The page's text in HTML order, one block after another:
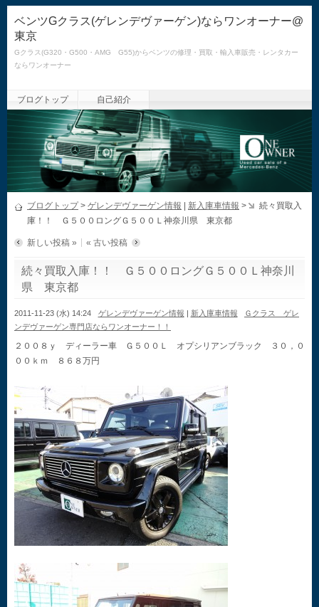
ベンツGクラス(ゲレンデヴァーゲン)ならワンオーナー@
東京
Gクラス(G320・G500・AMG G55)からベンツの修理・買取・輸入車販売・レンタカー
ならワンオーナー
ブログトップ 自己紹介
ブログトップ> ゲレンデヴァーゲン情報 新入庫車情報 >
続々買取入
庫！！ Ｇ５００ロングＧ５００Ｌ神奈川県 東京都
新しい投稿 » « 古い投稿
続々買取入庫！！ Ｇ５００ロングＧ５００Ｌ神奈川
県 東京都
2011-11-23 (水) 14:24 ゲレンデヴァーゲン情報 | 新入庫車情報
Ｇクラス ゲレ
ンデヴァーゲン専門店ならワンオーナー！！
２００８ｙ ディーラー車 Ｇ５００Ｌ オプシリアンブラック ３０，０
００ｋｍ ８６８万円